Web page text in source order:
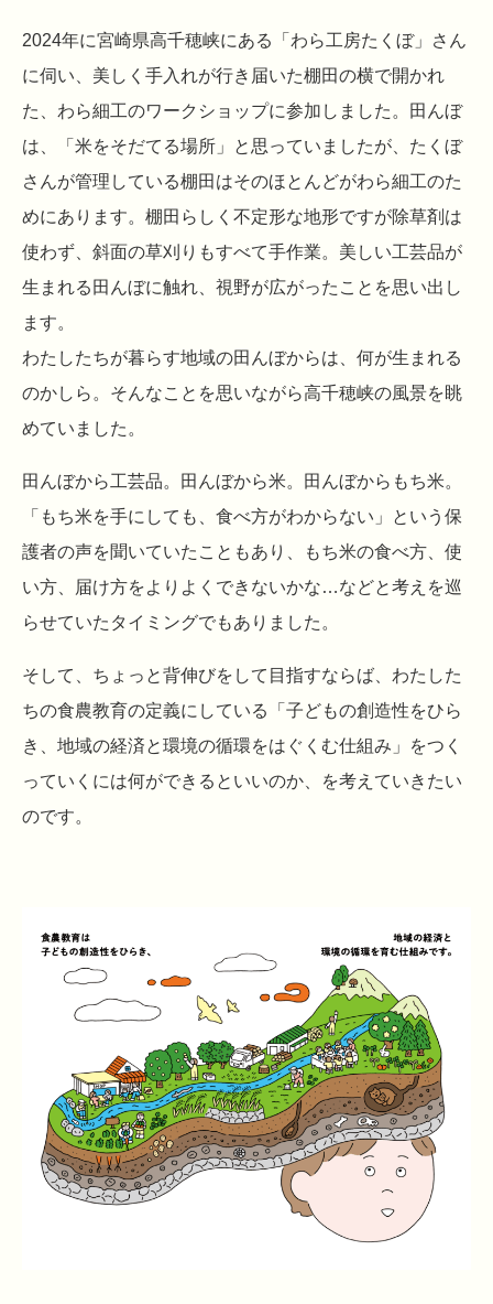
2024年に宮崎県高千穂峡にある「わら工房たくぼ」さん
に伺い、美しく手入れが行き届いた棚田の横で開かれ
た、わら細工のワークショップに参加しました。田んぼ
は、「米をそだてる場所」と思っていましたが、たくぼ
さんが管理している棚田はそのほとんどがわら細工のた
めにあります。棚田らしく不定形な地形ですが除草剤は
使わず、斜面の草刈りもすべて手作業。美しい工芸品が
生まれる田んぼに触れ、視野が広がったことを思い出し
ます。
わたしたちが暮らす地域の田んぼからは、何が生まれる
のかしら。そんなことを思いながら高千穂峡の風景を眺
めていました。
田んぼから工芸品。田んぼから米。田んぼからもち米。
「もち米を手にしても、食べ方がわからない」という保
護者の声を聞いていたこともあり、もち米の食べ方、使
い方、届け方をよりよくできないかな…などと考えを巡
らせていたタイミングでもありました。
そして、ちょっと背伸びをして目指すならば、わたした
ちの食農教育の定義にしている「子どもの創造性をひら
き、地域の経済と環境の循環をはぐくむ仕組み」をつく
っていくには何ができるといいのか、を考えていきたい
のです。